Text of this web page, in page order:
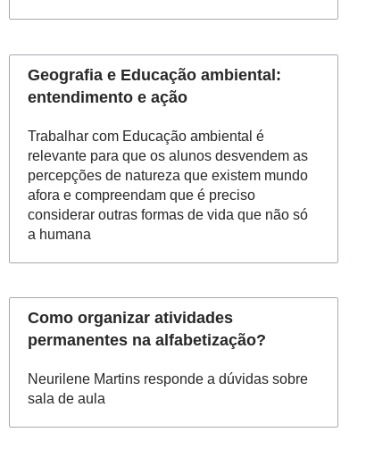
Geografia e Educação ambiental:
entendimento e ação
Trabalhar com Educação ambiental é
relevante para que os alunos desvendem as
percepções de natureza que existem mundo
afora e compreendam que é preciso
considerar outras formas de vida que não só
a humana
Como organizar atividades
permanentes na alfabetização?
Neurilene Martins responde a dúvidas sobre
sala de aula